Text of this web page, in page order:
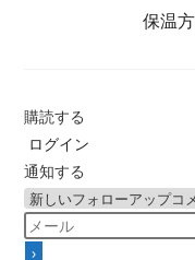
保温
購読する
ログイン
通知する